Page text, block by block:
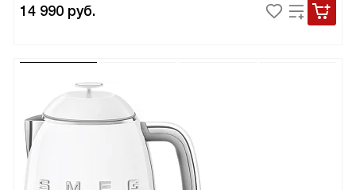
14 990 руб.